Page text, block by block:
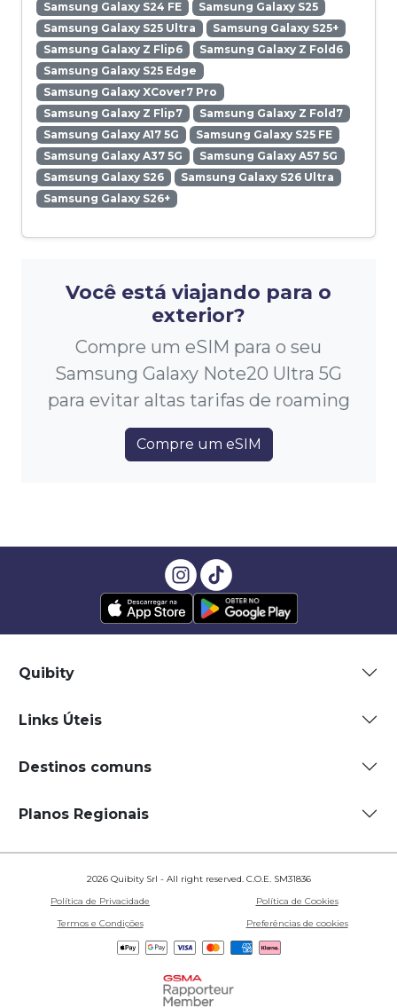
Samsung Galaxy S24 FE
Samsung Galaxy S25
Samsung Galaxy S25 Ultra
Samsung Galaxy S25+
Samsung Galaxy Z Flip6
Samsung Galaxy Z Fold6
Samsung Galaxy S25 Edge
Samsung Galaxy XCover7 Pro
Samsung Galaxy Z Flip7
Samsung Galaxy Z Fold7
Samsung Galaxy A17 5G
Samsung Galaxy S25 FE
Samsung Galaxy A37 5G
Samsung Galaxy A57 5G
Samsung Galaxy S26
Samsung Galaxy S26 Ultra
Samsung Galaxy S26+
Você está viajando para o
exterior?
Compre um eSIM para o seu
Samsung Galaxy Note20 Ultra 5G
para evitar altas tarifas de roaming
Compre um eSIM
Quibity
Links Úteis
Destinos comuns
Planos Regionais
2026 Quibity Srl - All right reserved. C.O.E. SM31836
Política de Privacidade
Política de Cookies
Termos e Condições
Preferências de cookies